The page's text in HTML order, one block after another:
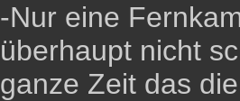
-Nur eine
überhaupt nicht
ganze Zeit das